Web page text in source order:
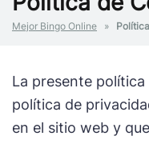
Mejor Bingo Online »
La presente
política de
en el sitio web y